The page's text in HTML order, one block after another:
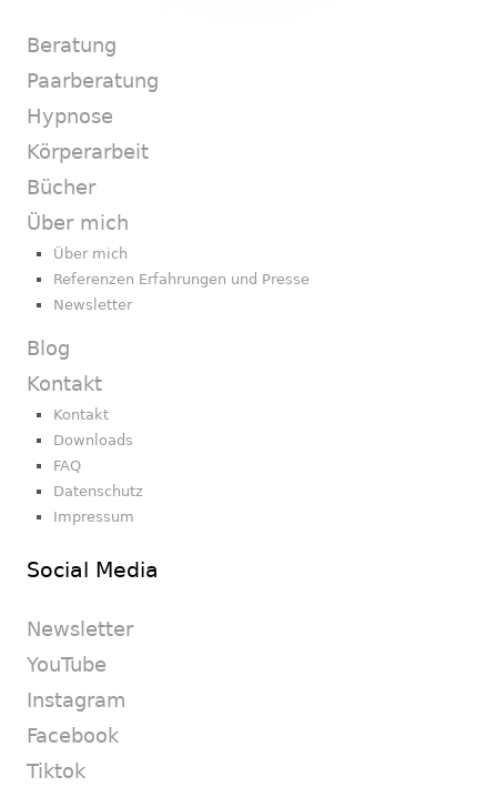
Beratung
Paarberatung
Hypnose
Körperarbeit
Bücher
Über mich
Über mich
Referenzen Erfahrungen und Presse
Newsletter
Blog
Kontakt
Kontakt
Downloads
FAQ
Datenschutz
Impressum
Social Media
Newsletter
YouTube
Instagram
Facebook
Tiktok